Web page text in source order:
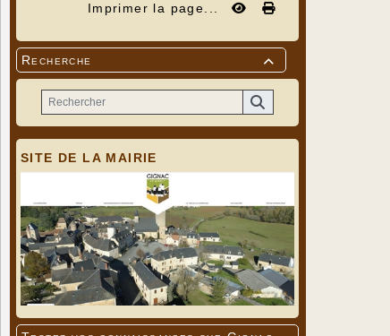
Imprimer la page...

Recherche
SITE DE LA MAIRIE